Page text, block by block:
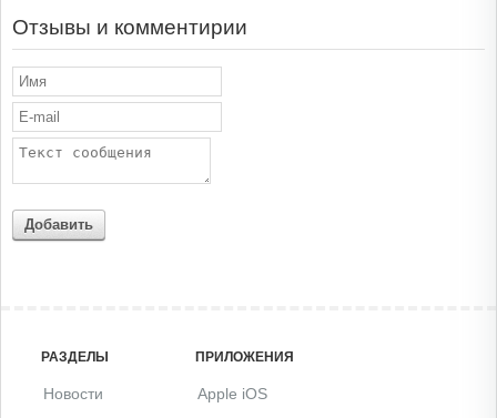
Отзывы и комментирии
Добавить
РАЗДЕЛЫ
Новости
ПРИЛОЖЕНИЯ
Apple iOS